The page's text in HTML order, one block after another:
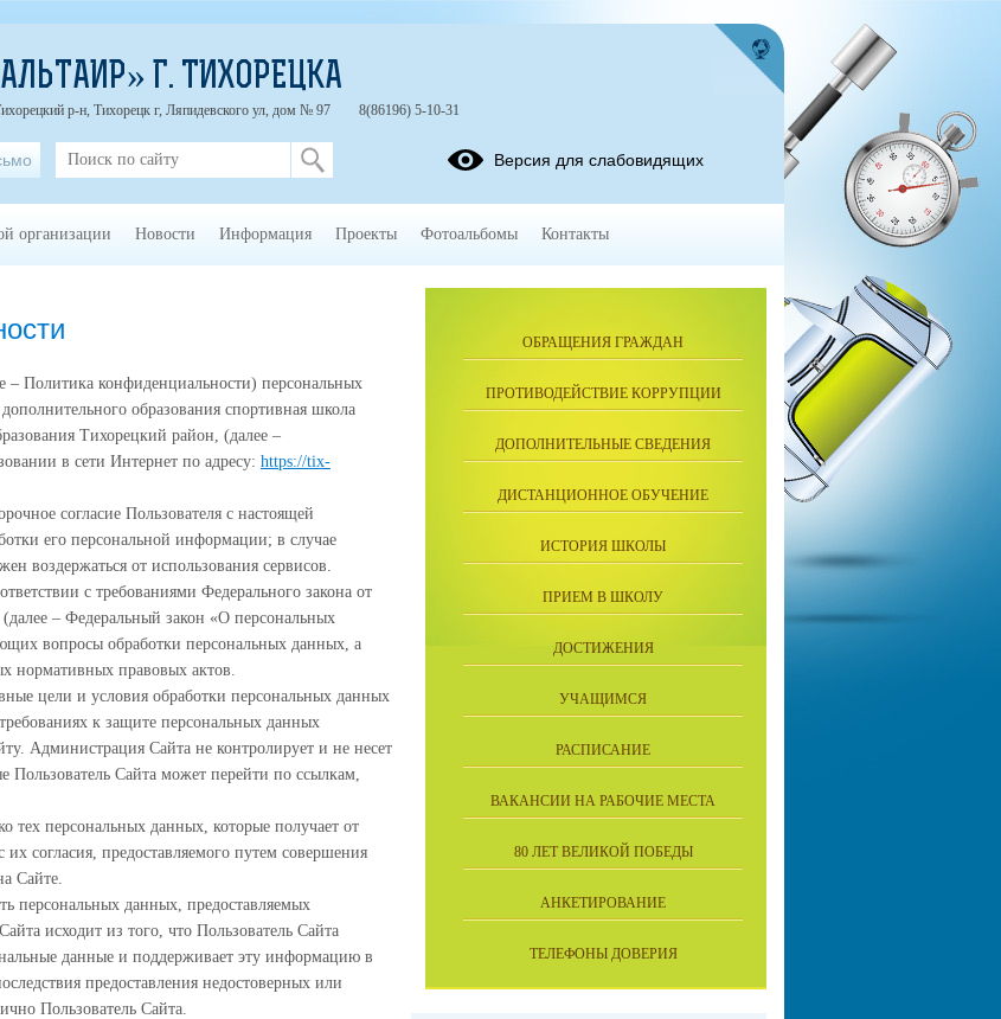
– Политика конфиденциальности) персональных
образования спортивная школа
Тихорецкий район, (далее –
в сети Интернет по адресу: https://tix-
согласие Пользователя с настоящей
его персональной информации; в случае
воздержаться от использования сервисов.
с требованиями Федерального закона от
– Федеральный закон «О персональных
вопросы обработки персональных данных, а
нормативных правовых актов.
цели и условия обработки персональных данных
к защите персональных данных
Администрация Сайта не контролирует и не несет
Пользователь Сайта может перейти по ссылкам,
тех персональных данных, которые получает от
согласия, предоставляемого путем совершения
Сайте.
персональных данных, предоставляемых
исходит из того, что Пользователь Сайта
данные и поддерживает эту информацию в
предоставления недостоверных или
Пользователь Сайта.
ОБРАЩЕНИЯ ГРАЖДАН
ПРОТИВОДЕЙСТВИЕ КОРРУПЦИИ
ДОПОЛНИТЕЛЬНЫЕ СВЕДЕНИЯ
ДИСТАНЦИОННОЕ ОБУЧЕНИЕ
ИСТОРИЯ ШКОЛЫ
ПРИЕМ В ШКОЛУ
ДОСТИЖЕНИЯ
УЧАЩИМСЯ
РАСПИСАНИЕ
ВАКАНСИИ НА РАБОЧИЕ МЕСТА
80 ЛЕТ ВЕЛИКОЙ ПОБЕДЫ
АНКЕТИРОВАНИЕ
ТЕЛЕФОНЫ ДОВЕРИЯ
Г. ТИХОРЕЦКА
р-н, Тихорецк г, Ляпидевского ул, дом № 97 8(86196) 5-10-31
Версия для слабовидящих
организации Новости Информация Проекты Фотоальбомы Контакты